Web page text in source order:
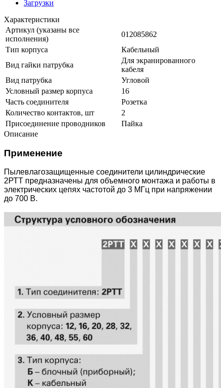
Загрузки
Характеристики
Артикул (указаны все
исполнения)
012085862
Тип корпуса
Кабельный
Вид гайки патрубка
Для экранированного
кабеля
Вид патрубка
Угловой
Условный размер корпуса
16
Часть соединителя
Розетка
Количество контактов, шт
2
Присоединение проводников
Пайка
Описание
Применение
Пылевлагозащищенные соединители цилиндрические
2РТТ предназначены для объемного монтажа и работы в
электрических цепях частотой до 3 МГц при напряжении
до 700 В.